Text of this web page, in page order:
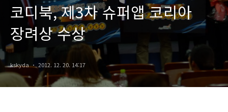
코디북, 제3차 슈퍼앱 코리아
장려상 수상
kskyda 2012. 12. 20. 14:17